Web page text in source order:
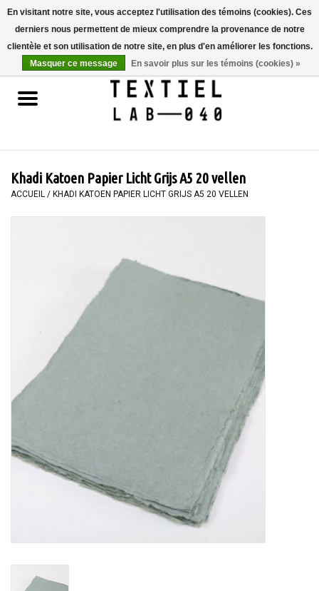
Accueil
LIVRES
PEINTURE
Blog
Khadi Katoen Papier Licht Grijs A5 20 vellen
ACCUEIL / KHADI KATOEN PAPIER LICHT GRIJS A5 20 VELLEN
En visitant notre site, vous acceptez l'utilisation des témoins (cookies). Ces
derniers nous permettent de mieux comprendre la provenance de notre
clientèle et son utilisation de notre site, en plus d'en améliorer les fonctions.
Masquer ce message
En savoir plus sur les témoins (cookies) »